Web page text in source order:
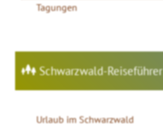
Tagungen
Schwarzwald-Reiseführer
Urlaub im Schwarzwald